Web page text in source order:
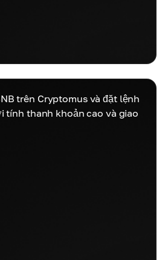
trên Cryptomus và đặt lệnh
tính thanh khoản cao và giao